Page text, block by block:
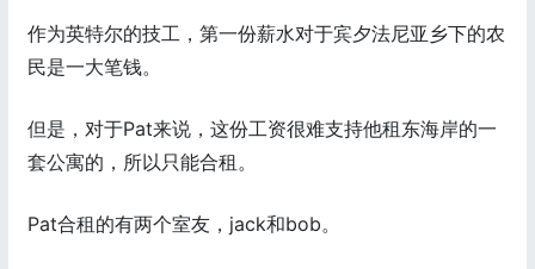
作为英特尔的技工，第一份薪水对于宾夕法尼亚乡下的农
民是一大笔钱。
但是，对于Pat来说，这份工资很难支持他租东海岸的一
套公寓的，所以只能合租。
Pat合租的有两个室友，jack和bob。